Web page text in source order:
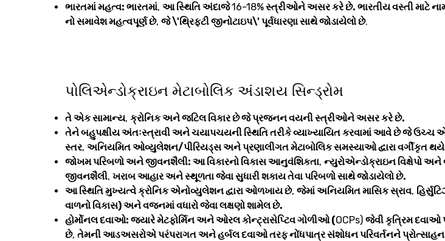
ભારતમાં મહત્વ: ભારતમાં, આ સ્થિતિ અંદાજે16-18%સ્ત્રીઓને અસર કરે છે. ભારતીય વસ્તી માટે
નો સમાવેશ મહત્વપૂર્ણ છે, જે \'થ્રિફ્ટી જીનોટાઇપ\' પૂર્વધારણા સાથે જોડાયેલો છે.
પોલિએન્ડોક્રાઇન મેટાબોલિક અંડાશય સિન્ડ્રોમ
તે એક સામાન્ય, ક્રોનિક અને જટિલ વિકાર છે જે પ્રજનન વયની સ્ત્રીઓને અસર કરે છે.
તેને બહુપક્ષીય અંતઃસ્ત્રાવી અને ચયાપચયની સ્થિતિ તરીકે વ્યાખ્યાયિત કરવામાં આવે છે જે ઉચ્ચ
સ્તર, અનિયમિત ઓવ્યુલેશન/પીરિયડ્સ અને પ્રણાલીગત મેટાબોલિક સમસ્યાઓ દ્વારા વર્ગીકૃત
જોખમ પરિબળો અને જીવનશૈલી: આ વિકારનો વિકાસ આનુવંશિકતા, ન્યુરોએન્ડોક્રાઇન વિક્ષેપો અને
જીવનશૈલી, ખરાબ આહાર અને સ્થૂળતા જેવા સુધારી શકાય તેવા પરિબળો સાથે જોડાયેલો છે.
આ સ્થિતિ મુખ્યત્વે ક્રોનિક એનોવ્યુલેશન દ્વારા ઓળખાય છે, જેમાં અનિયમિત માસિક સ્રાવ,
વાળનો વિકાસ) અને વજનમાં વધારો જેવા લક્ષણો શામેલ છે.
હોર્મોનલ દવાઓ: જ્યારે મેટફોર્મિન અને ઓરલ કોન્ટ્રાસેપ્ટિવ ગોળીઓ (OCPs) જેવી કૃત્રિમ દવાઓ
છે, તેમની આડઅસરોએ પરંપરાગત અને હર્બલ દવાઓ તરફ નોંધપાત્ર સંશોધન પરિવર્તનને